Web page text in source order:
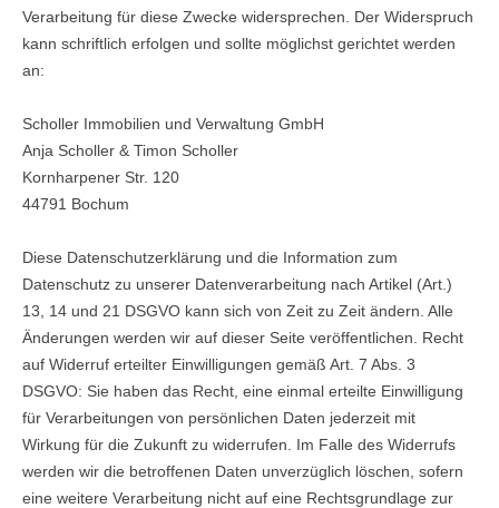
Verarbeitung für diese Zwecke widersprechen. Der Widerspruch
kann schriftlich erfolgen und sollte möglichst gerichtet werden
an:
Scholler Immobilien und Verwaltung GmbH
Anja Scholler & Timon Scholler
Kornharpener Str. 120
44791 Bochum
Diese Datenschutzerklärung und die Information zum
Datenschutz zu unserer Datenverarbeitung nach Artikel (Art.)
13, 14 und 21 DSGVO kann sich von Zeit zu Zeit ändern. Alle
Änderungen werden wir auf dieser Seite veröffentlichen. Recht
auf Widerruf erteilter Einwilligungen gemäß Art. 7 Abs. 3
DSGVO: Sie haben das Recht, eine einmal erteilte Einwilligung
für Verarbeitungen von persönlichen Daten jederzeit mit
Wirkung für die Zukunft zu widerrufen. Im Falle des Widerrufs
werden wir die betroffenen Daten unverzüglich löschen, sofern
eine weitere Verarbeitung nicht auf eine Rechtsgrundlage zur